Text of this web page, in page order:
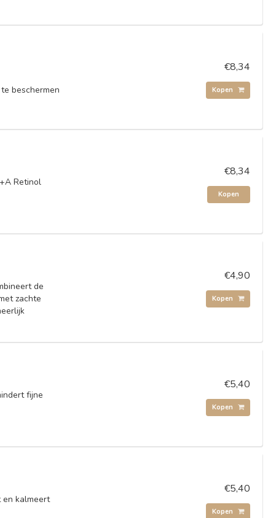
beschermen
€8,34
Kopen
Retinol
€8,34
Kopen
de
zachte
€4,90
Kopen
fijne
€5,40
Kopen
en kalmeert
€5,40
Kopen